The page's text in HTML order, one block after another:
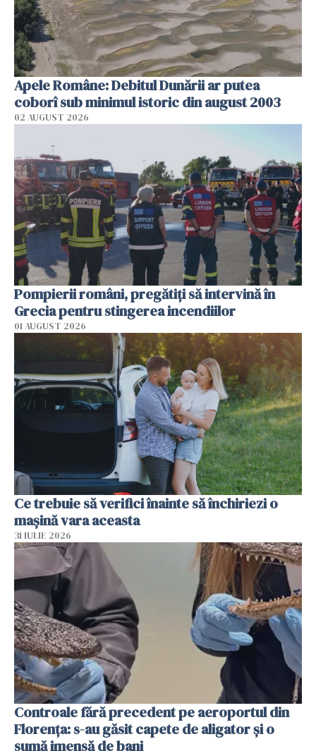
Apele Române: Debitul Dunării ar putea
coborî sub minimul istoric din august 2003
02 AUGUST 2026
Pompierii români, pregătiţi să intervină în
Grecia pentru stingerea incendiilor
01 AUGUST 2026
Ce trebuie să verifici înainte să închiriezi o
mașină vara aceasta
31 IULIE 2026
Controale fără precedent pe aeroportul din
Florența: s-au găsit capete de aligator și o
sumă imensă de bani